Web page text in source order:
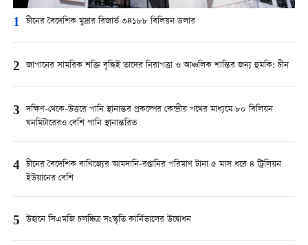
1 চীনের বৈদেশিক মুদ্রার রিজার্ভ ৩৪১৮৮ বিলিয়ন ডলার
2 জাপানের সামরিক শক্তি বৃদ্ধিই তাদের নিরাপত্তা ও আঞ্চলিক শান্তির জন্য হুমকি: চীন
3 দক্ষিণ-থেকে-উত্তরে পানি স্থানান্তর প্রকল্পের কেন্দ্রীয় পথের মাধ্যমে ৮০ বিলিয়ন
ঘনমিটারেরও বেশি পানি স্থানান্তরিত
4 চীনের বৈদেশিক বাণিজ্যের আমদানি-রপ্তানির পরিমাণ টানা ৫ মাস ধরে ৪ ট্রিলিয়ন
ইউয়ানের বেশি
5 উহানে সিএমজি চলচ্চিত্র সংস্কৃতি কার্নিভালের উদ্বোধন